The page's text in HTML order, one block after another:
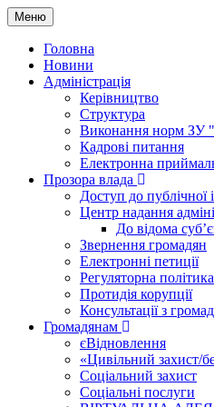
Меню
Головна
Новини
Адміністрація
Керівництво
Структура
Виконання норм ЗУ
Кадрові питання
Електронна
Прозора влада
Доступ до публічної
Центр надання
До відома
Звернення громадян
Електронні петиції
Регуляторна політика
Протидія корупції
Консультації з
Громадянам
єВідновлення
«Цивільний захист/
Соціальний захист
Соціальні послуги